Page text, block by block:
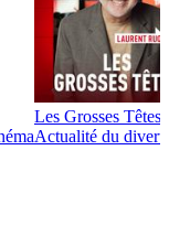
Les Grosses Têtes
Actualité du